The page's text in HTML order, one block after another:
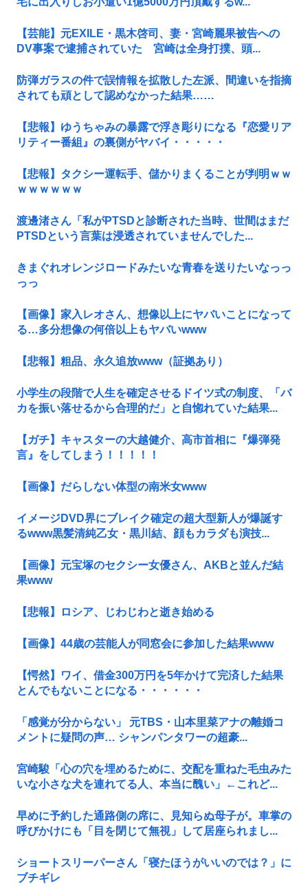
【芸能】元EXILE・黒木啓司、妻・宮崎麗果被告への
DV事案で逮捕されていた 宮崎は全身打撲、頭...
防弾ガラスの件で誤情報を拡散した左派、間違いを指摘
されても頑として認めなかった結果……
【悲報】ゆうちゃみの暴露で浮き彫りになる『恋愛リア
リティー番組』の裏側がヤバイ・・・・・
【悲報】タクシー運転手、儲かりまくることが判明ｗｗ
ｗｗｗｗｗｗ
渡邊渚さん「私がPTSDと診断された当時、世間はまだ
PTSDという言葉は浸透されていませんでした...
きまぐれオレンジロードみたいな青春を送りたいなっっ
っっ
【画像】家入レオさん、想像以上にヤバいことになって
る…多分想像の何倍以上もヤバいwww
【悲報】粗品、永久追放www（証拠あり）
小学生の段階で人生を確定させるドイツ式の制度、「バ
カを振い落せるから合理的だ」と自惚れていた結果...
【ガチ】キャスターの大越健介、高市首相に『爆弾発
言』をしてしまう！！！！！
【画像】だらしない体型の南米女www
イメージDVD界にブレイク確定の超大型新人が爆誕す
るwww黒髪清純乙女・黒川結、顔もカラダも演技...
【画像】元宝塚のセクシー女優さん、AKBと並んだ結
果www
【悲報】ロシア、じわじわと逝き始める
【画像】44歳の芸能人が同窓会に参加した結果www
【愕然】ワイ、借金300万円を5年かけて完済した結果
とんでもないことになる・・・・・・
「感覚が分からない」 元TBS・山本里菜アナの離婚コ
メントに疑問の声… シャンパンタワーの超豪...
宮崎駿「心の穴を埋めるために、交配を重ねた毛虫みた
いな小さな犬を連れてる人、本当に醜い」←これど...
早めに予約した通路側の席に、見知らぬ母子が。車掌の
呼びかけにも「目を閉じて無視」して居座られまし...
ショートスリーパーさん「寝たほうがいいのでは？」に
ブチギレ